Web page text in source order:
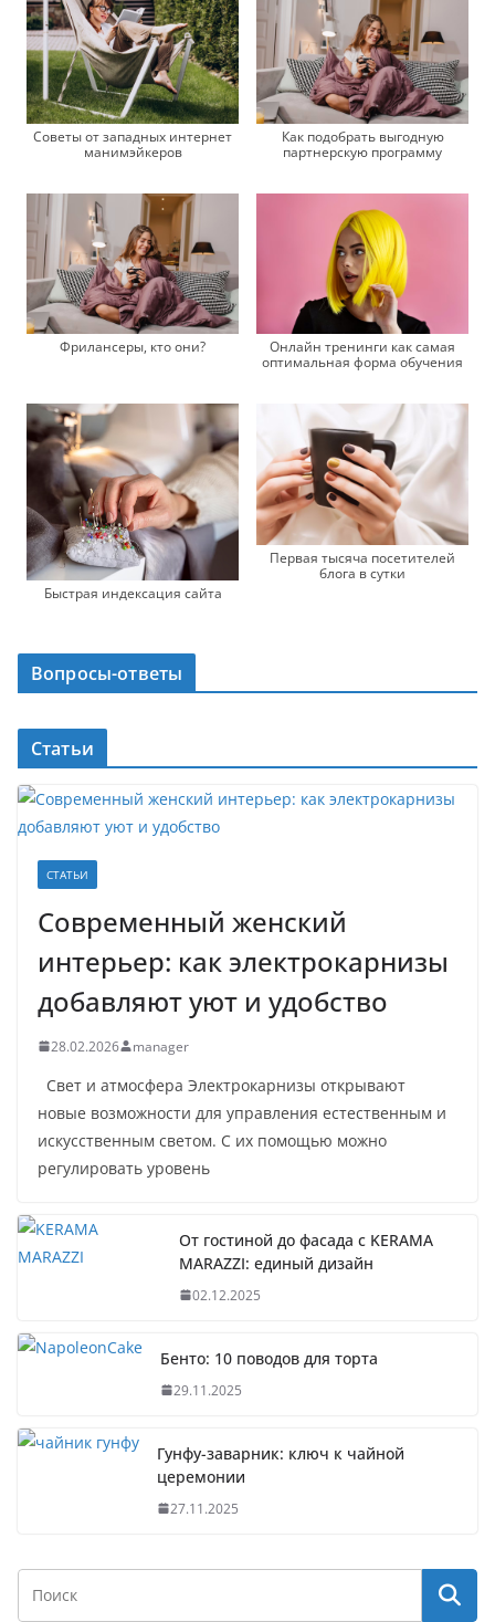
Советы от западных интернет
манимэйкеров
Как подобрать выгодную
партнерскую программу
Фрилансеры, кто они?
Онлайн тренинги как самая
оптимальная форма обучения
Быстрая индексация сайта
Первая тысяча посетителей
блога в сутки
Вопросы-ответы
Статьи
СТАТЬИ
Современный женский
интерьер: как электрокарнизы
добавляют уют и удобство
28.02.2026 manager
Свет и атмосфера Электрокарнизы открывают
новые возможности для управления естественным и
искусственным светом. С их помощью можно
регулировать уровень
От гостиной до фасада с KERAMA
MARAZZI: единый дизайн
02.12.2025
Бенто: 10 поводов для торта
29.11.2025
Гунфу-заварник: ключ к чайной
церемонии
27.11.2025